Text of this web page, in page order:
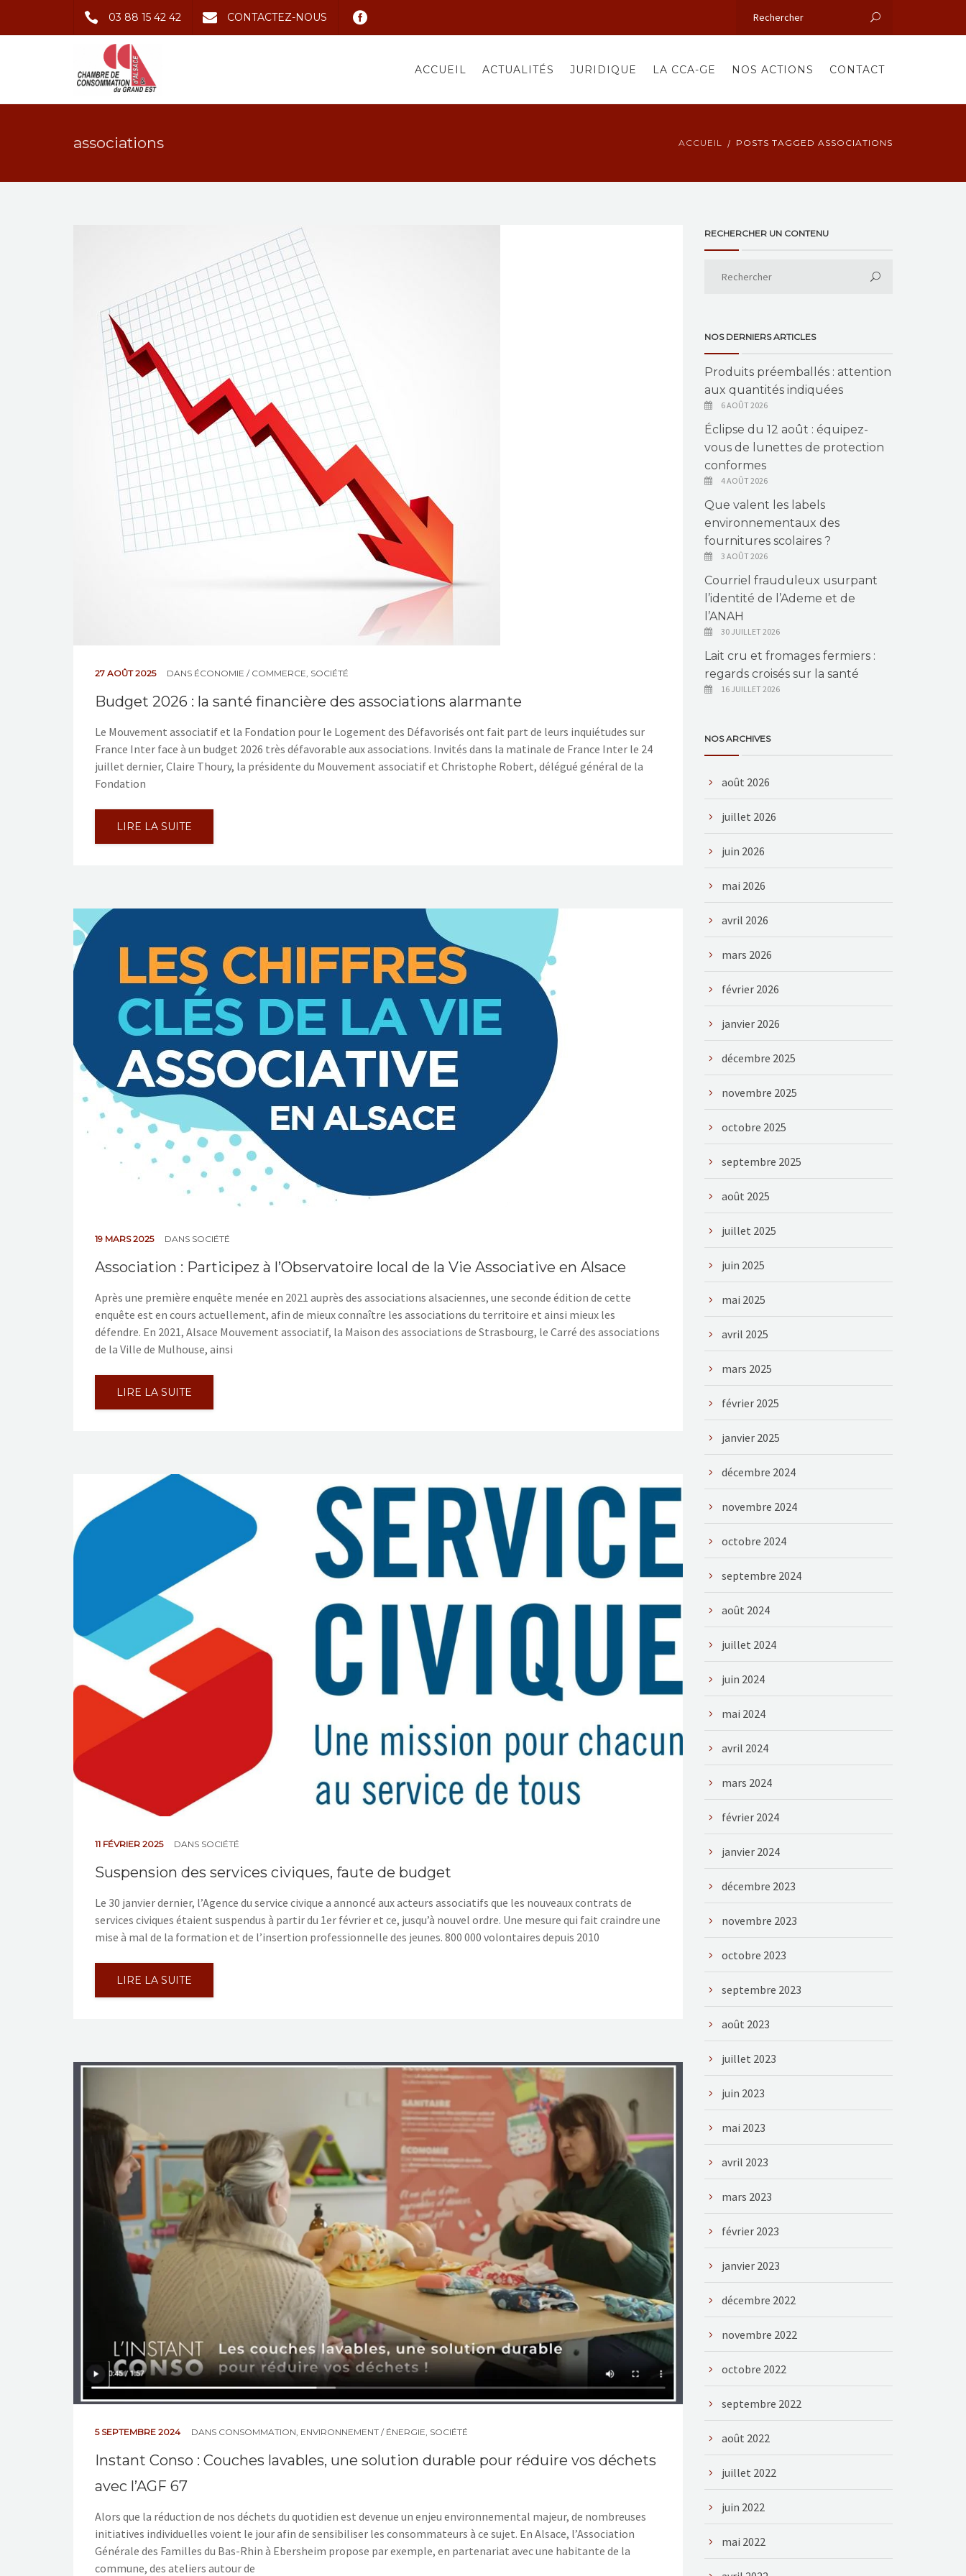
03 88 15 42 42 CONTACTEZ-NOUS
ACCUEIL ACTUALITÉS JURIDIQUE LA CCA-GE NOS ACTIONS CONTACT
associations ACCUEIL POSTS TAGGED ASSOCIATIONS
27 AOÛT 2025 DANS ÉCONOMIE / COMMERCE, SOCIÉTÉ
Budget 2026 : la santé financière des associations alarmante
Le Mouvement associatif et la Fondation pour le Logement des Défavorisés ont fait part de leurs inquiétudes sur
France Inter face à un budget 2026 très défavorable aux associations. Invités dans la matinale de France Inter le 24
juillet dernier, Claire Thoury, la présidente du Mouvement associatif et Christophe Robert, délégué général de la
Fondation
LIRE LA SUITE
19 MARS 2025 DANS SOCIÉTÉ
Association : Participez à l’Observatoire local de la Vie Associative en Alsace
Après une première enquête menée en 2021 auprès des associations alsaciennes, une seconde édition de cette
enquête est en cours actuellement, afin de mieux connaître les associations du territoire et ainsi mieux les
défendre. En 2021, Alsace Mouvement associatif, la Maison des associations de Strasbourg, le Carré des associations
de la Ville de Mulhouse, ainsi
LIRE LA SUITE
11 FÉVRIER 2025 DANS SOCIÉTÉ
Suspension des services civiques, faute de budget
Le 30 janvier dernier, l’Agence du service civique a annoncé aux acteurs associatifs que les nouveaux contrats de
services civiques étaient suspendus à partir du 1er février et ce, jusqu’à nouvel ordre. Une mesure qui fait craindre une
mise à mal de la formation et de l’insertion professionnelle des jeunes. 800 000 volontaires depuis 2010
LIRE LA SUITE
5 SEPTEMBRE 2024 DANS CONSOMMATION ENVIRONNEMENT / ÉNERGIE SOCIÉTÉ
Instant Conso : Couches lavables, une solution durable pour réduire vos déchets
avec l’AGF 67
Alors que la réduction de nos déchets du quotidien est devenue un enjeu environnemental majeur, de nombreuses
initiatives individuelles voient le jour afin de sensibiliser les consommateurs à ce sujet. En Alsace, l’Association
Générale des Familles du Bas-Rhin à Ebersheim propose par exemple, en partenariat avec une habitante de la
commune, des ateliers autour de
RECHERCHER UN CONTENU
NOS DERNIERS ARTICLES
Produits préemballés : attention
aux quantités indiquées
6 AOÛT 2026
Éclipse du 12 août : équipez-
vous de lunettes de protection
conformes
4 AOÛT 2026
Que valent les labels
environnementaux des
fournitures scolaires ?
3 AOÛT 2026
Courriel frauduleux usurpant
l’identité de l’Ademe et de
l’ANAH
30 JUILLET 2026
Lait cru et fromages fermiers :
regards croisés sur la santé
16 JUILLET 2026
NOS ARCHIVES
août 2026
juillet 2026
juin 2026
mai 2026
avril 2026
mars 2026
février 2026
janvier 2026
décembre 2025
novembre 2025
octobre 2025
septembre 2025
août 2025
juillet 2025
juin 2025
mai 2025
avril 2025
mars 2025
février 2025
janvier 2025
décembre 2024
novembre 2024
octobre 2024
septembre 2024
août 2024
juillet 2024
juin 2024
mai 2024
avril 2024
mars 2024
février 2024
janvier 2024
décembre 2023
novembre 2023
octobre 2023
septembre 2023
août 2023
juillet 2023
juin 2023
mai 2023
avril 2023
mars 2023
février 2023
janvier 2023
décembre 2022
novembre 2022
octobre 2022
septembre 2022
août 2022
juillet 2022
juin 2022
mai 2022